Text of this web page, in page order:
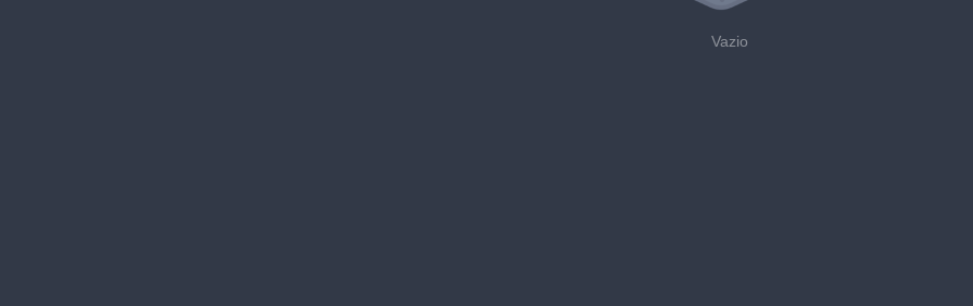
Vazio